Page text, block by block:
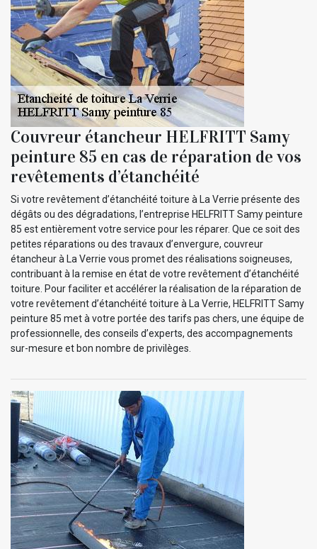
Couvreur étancheur HELFRITT Samy
peinture 85 en cas de réparation de vos
revêtements d’étanchéité
Si votre revêtement d’étanchéité toiture à La Verrie présente des
dégâts ou des dégradations, l’entreprise HELFRITT Samy peinture
85 est entièrement votre service pour les réparer. Que ce soit des
petites réparations ou des travaux d’envergure, couvreur
étancheur à La Verrie vous promet des réalisations soigneuses,
contribuant à la remise en état de votre revêtement d’étanchéité
toiture. Pour faciliter et accélérer la réalisation de la réparation de
votre revêtement d’étanchéité toiture à La Verrie, HELFRITT Samy
peinture 85 met à votre portée des tarifs pas chers, une équipe de
professionnelle, des conseils d’experts, des accompagnements
sur-mesure et bon nombre de privilèges.